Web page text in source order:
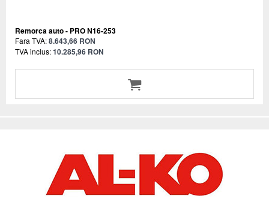
Remorca auto - PRO N16-253
Fara TVA:8.643,66 RON
TVA inclus:10.285,96 RON